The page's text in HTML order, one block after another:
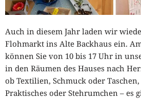
Auch in diesem Jahr laden wir
Flohmarkt ins Alte Backhaus ein. Am
können Sie von 10 bis 17 Uhr in
in den Räumen des Hauses nach
ob Textilien, Schmuck oder
Praktisches oder Stehrumchen – es